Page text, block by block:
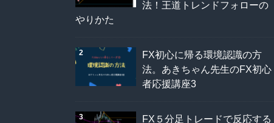
法！王道トレンドフォローの
やりかた
FX初心に帰る環境認識の方
法。あきちゃん先生のFX初心
者応援講座3
FX５分足トレードで反応する